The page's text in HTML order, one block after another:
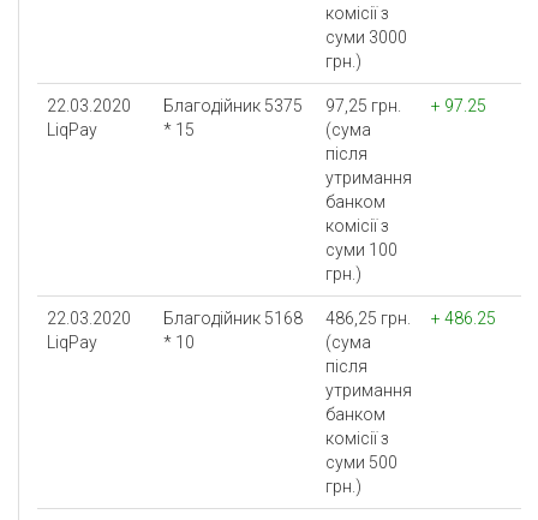
комісії з
суми 3000
грн.)
22.03.2020
LiqPay
Благодійник 5375
* 15
97,25 грн.
(сума
після
утримання
банком
комісії з
суми 100
грн.)
+ 97.25
22.03.2020
LiqPay
Благодійник 5168
* 10
486,25 грн.
(сума
після
утримання
банком
комісії з
суми 500
грн.)
+ 486.25